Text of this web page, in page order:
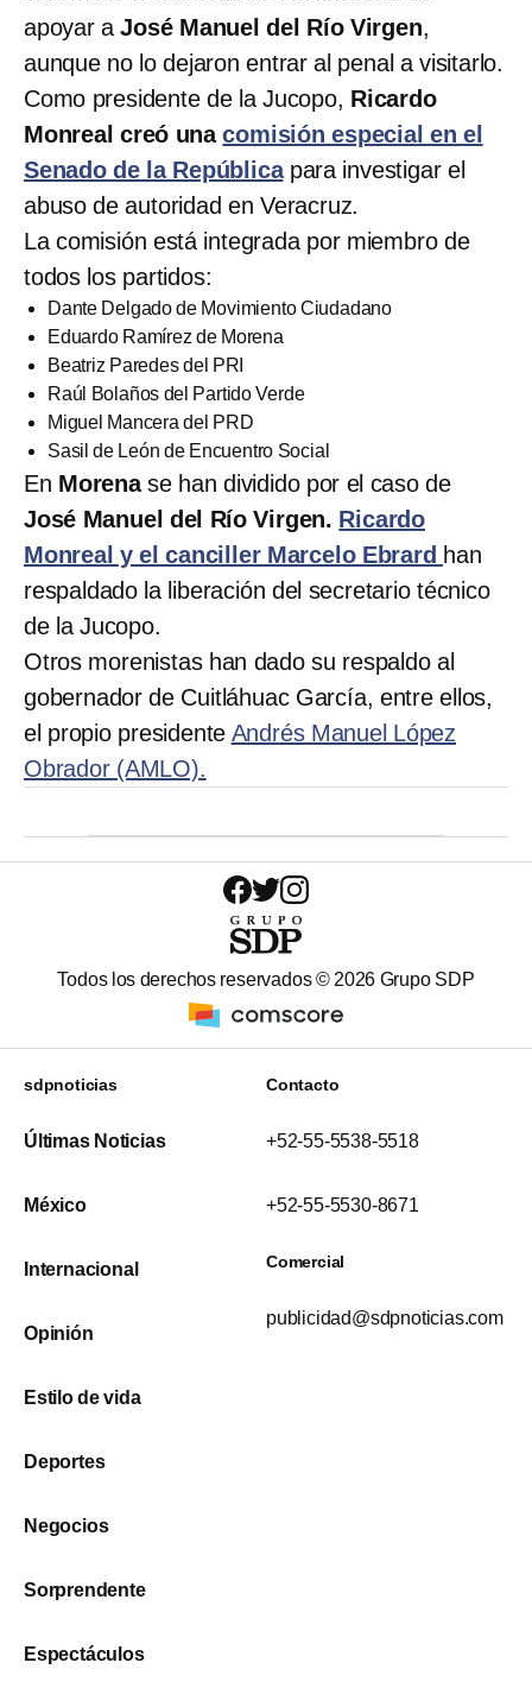
apoyar a José Manuel del Río Virgen,
aunque no lo dejaron entrar al penal a visitarlo.
Como presidente de la Jucopo, Ricardo
Monreal creó unacomisión especial en el
Senado de la República para investigar el
abuso de autoridad en Veracruz.
La comisión está integrada por miembro de
todos los partidos:
Dante Delgado de Movimiento Ciudadano
Eduardo Ramírez de Morena
Beatriz Paredes del PRI
Raúl Bolaños del Partido Verde
Miguel Mancera del PRD
Sasil de León de Encuentro Social
En Morenase han dividido por el caso de
José Manuel del Río Virgen. Ricardo
Monreal y el canciller Marcelo Ebrard han
respaldado la liberación del secretario técnico
de la Jucopo.
Otros morenistas han dado su respaldo al
gobernador de Cuitláhuac García, entre ellos,
el propio presidente Andrés Manuel López
Obrador (AMLO).
Todos los derechos reservados © 2026 Grupo SDP
sdpnoticias
Últimas Noticias
México
Internacional
Opinión
Estilo de vida
Deportes
Negocios
Sorprendente
Espectáculos
Contacto
+52-55-5538-5518
+52-55-5530-8671
Comercial
publicidad@sdpnoticias.com